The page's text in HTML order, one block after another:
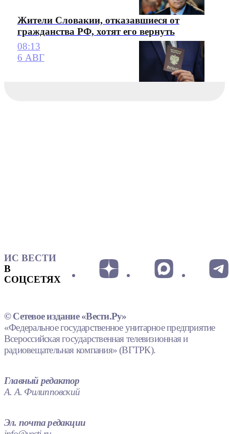
Жители Словакии, отказавшиеся от
гражданства РФ, хотят его вернуть
08:13
6 АВГ
ИС ВЕСТИ
В
СОЦСЕТЯХ
© Сетевое издание «Вести.Ру»
«Федеральное государственное унитарное предприятие
Всероссийская государственная телевизионная и
радиовещательная компания» (ВГТРК).
Главный редактор
А. А. Филипповский
Эл. почта редакции